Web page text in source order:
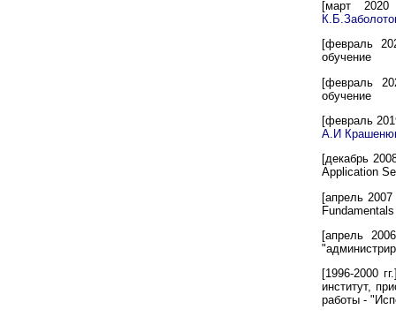
[март
[февраль
обучение
[февраль
обучение
[февраль
А.И
[декабрь
Application
[апрель
[апрель
[1996-2000
институт,
работы -